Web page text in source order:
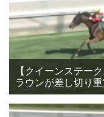
【クイーンステー
ラウンが差し切り